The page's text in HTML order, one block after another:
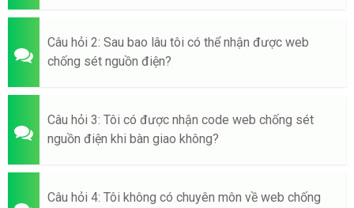
Câu hỏi 2: Sau bao lâu tôi có thể nhận được web
chống sét nguồn điện?
Câu hỏi 3: Tôi có được nhận code web chống sét
nguồn điện khi bàn giao không?
Câu hỏi 4: Tôi không có chuyên môn về web chống